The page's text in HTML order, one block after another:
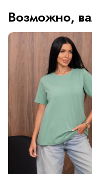
Возможно,